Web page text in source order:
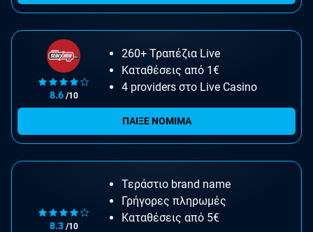
8.6 /10
260+ Τραπέζια Live
Καταθέσεις από 1€
4 providers στο Live Casino
ΠΑΙΞΕ ΝΟΜΙΜΑ
8.3 /10
Τεράστιο brand name
Γρήγορες πληρωμές
Καταθέσεις από 5€